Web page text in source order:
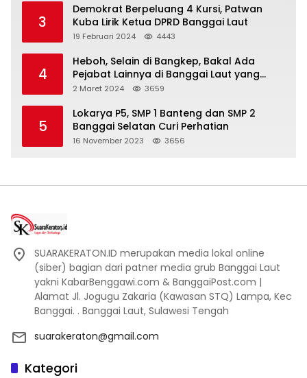
3
Demokrat Berpeluang 4 Kursi, Patwan
Kuba Lirik Ketua DPRD Banggai Laut
19 Februari 2024 4443
4
Heboh, Selain di Bangkep, Bakal Ada
Pejabat Lainnya di Banggai Laut yang
Bakal di Ciduk, Bagini Kata Kapolres!
2 Maret 2024 3659
5
Lokarya P5, SMP 1 Banteng dan SMP 2
Banggai Selatan Curi Perhatian
16 November 2023 3656
SUARAKERATON.ID merupakan media lokal online
(siber) bagian dari patner media grub Banggai Laut
yakni KabarBenggawi.com & BanggaiPost.com |
Alamat Jl. Jogugu Zakaria (Kawasan STQ) Lampa, Kec
Banggai. . Banggai Laut, Sulawesi Tengah
suarakeraton@gmail.com
Kategori